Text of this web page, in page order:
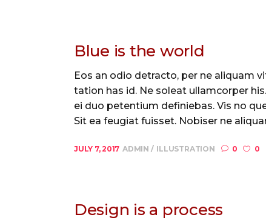
Blue is the world
Eos an odio detracto, per ne aliquam
tation has id. Ne soleat ullamcorper
ei duo petentium definiebas. Vis no
Sit ea feugiat fuisset. Nobiser ne
JULY 7, 2017 ADMIN ILLUSTRATION 0 0
Design is a process